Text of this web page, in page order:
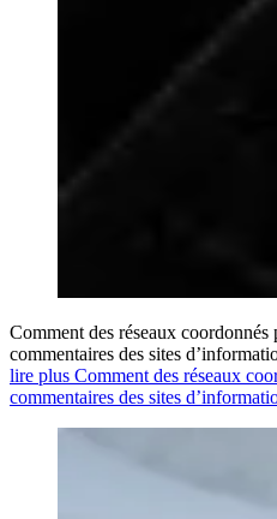
Comment des réseaux coordonnés
commentaires des sites
lire plus Comment des réseaux
commentaires des sites